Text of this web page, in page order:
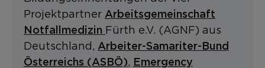
Projektpartner Arbeitsgemeinschaft
Notfallmedizin Fürth e.V. (AGNF) aus
Deutschland, Arbeiter-Samariter-Bund
Österreichs (ASBÖ), Emergency